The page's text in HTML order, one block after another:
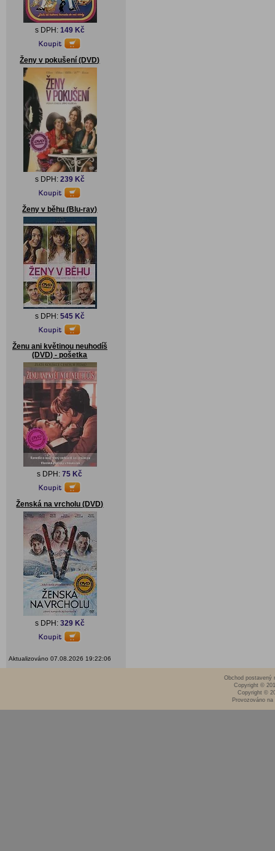
s DPH: 149 Kč
Ženy v pokušení (DVD)
s DPH: 239 Kč
Ženy v běhu (Blu-ray)
s DPH: 545 Kč
Ženu ani květinou neuhodíš
(DVD) - pošetka
s DPH:75 Kč
Ženská na vrcholu (DVD)
s DPH: 329 Kč
Aktualizováno 07.08.2026 19:22:06
Obchod postavený
Copyright ©
Copyright ©
Provozováno